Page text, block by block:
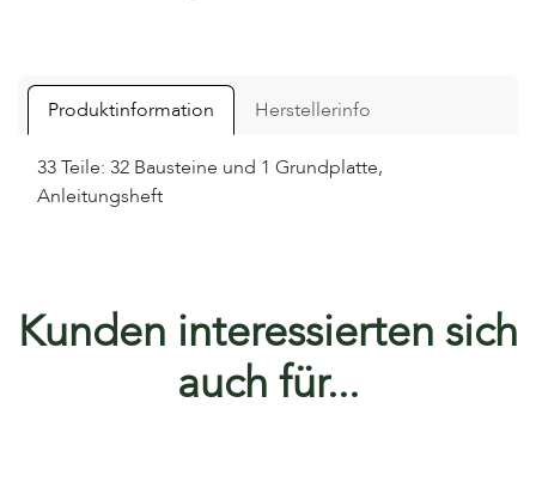
Produktinformation Herstellerinfo
33 Teile: 32 Bausteine und 1 Grundplatte,
Anleitungsheft
Kunden interessierten sich
auch für...